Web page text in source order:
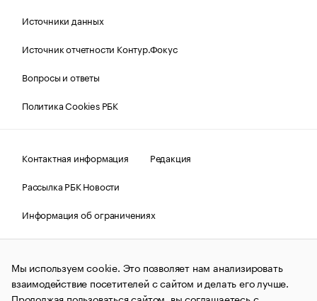
Источники данных
Источник отчетности Контур.Фокус
Вопросы и ответы
Политика Cookies РБК
Контактная информация
Редакция
Рассылка РБК Новости
Информация об ограничениях
Правовая информация
О соблюдении авторских прав
© АО «РОСБИЗНЕСКОНСАЛТИНГ»,1995–2026.Сообщения
и материалы информационного агентства «РБК»
(зарегистрировано Федеральной службой по надзору в сфере
Мы используем cookie. Это позволяет нам анализировать
взаимодействие посетителей с сайтом и делать его лучше.